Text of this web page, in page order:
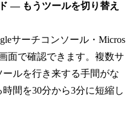
— もうツールを切り替え
サーチコンソール・Micros
面で確認できます。複数サ
ルを行き来する手間がな
間を30分から3分に短縮し